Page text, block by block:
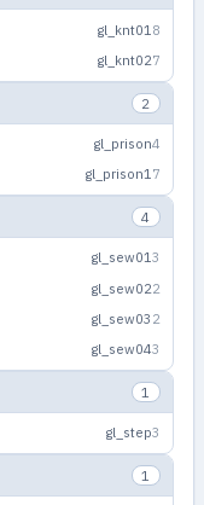
gl_knt01 8
gl_knt027
2
gl_prison4
gl_prison17
4
gl_sew013
gl_sew022
gl_sew03 2
gl_sew043
1
gl_step3
1